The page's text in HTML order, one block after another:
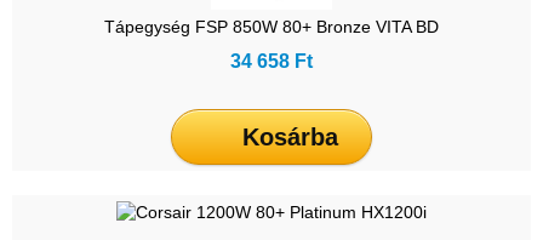
Tápegység FSP 850W 80+ Bronze VITA BD
34 658 Ft
Kosárba